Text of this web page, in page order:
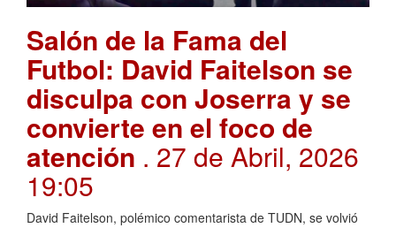
Salón de la Fama del
Futbol: David Faitelson se
disculpa con Joserra y se
convierte en el foco de
atención . 27 de Abril, 2026
19:05
David Faitelson, polémico comentarista de TUDN, se volvió